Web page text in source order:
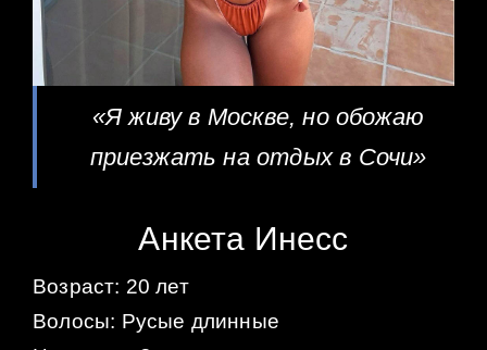
«Я живу в Москве, но обожаю
приезжать на отдых в Сочи»
Анкета Инесс
Возраст: 20 лет
Волосы: Русые длинные